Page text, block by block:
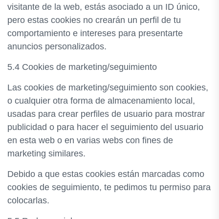
visitante de la web, estás asociado a un ID único,
pero estas cookies no crearán un perfil de tu
comportamiento e intereses para presentarte
anuncios personalizados.
5.4 Cookies de marketing/seguimiento
Las cookies de marketing/seguimiento son cookies,
o cualquier otra forma de almacenamiento local,
usadas para crear perfiles de usuario para mostrar
publicidad o para hacer el seguimiento del usuario
en esta web o en varias webs con fines de
marketing similares.
Debido a que estas cookies están marcadas como
cookies de seguimiento, te pedimos tu permiso para
colocarlas.